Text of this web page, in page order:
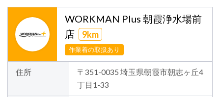
WORKMAN Plus 朝霞浄水場前
店
9km
作業着の取扱あり
住所
〒351-0035 埼玉県朝霞市朝志ヶ丘4
丁目1-33